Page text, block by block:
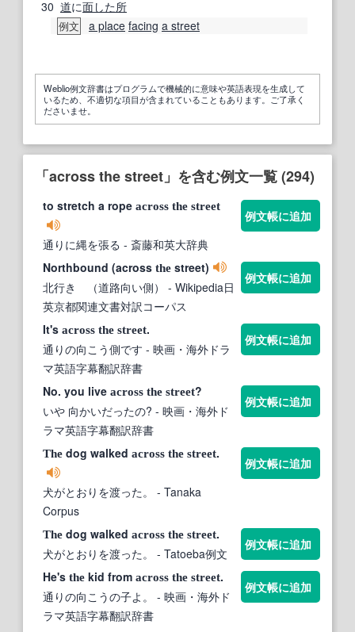
30 道に面した所
例文 a place facing a street
Weblio例文辞書はプログラムで機械的に意味や英語表現を生成して
いるため、不適切な項目が含まれていることもあります。ご了承く
ださいませ。
「across the street」を含む例文一覧 (294)
to stretch a rope across the street
通りに縄を張る - 斎藤和英大辞典
例文帳に追加
Northbound (across the street)
北行き （道路向い側）
- Wikipedia日
英京都関連文書対訳コーパス
例文帳に追加
It's across the street.
通りの向こう側です - 映画・海外ドラ
マ英語字幕翻訳辞書
例文帳に追加
No. you live across the street?
いや 向かいだったの? - 映画・海外ド
ラマ英語字幕翻訳辞書
例文帳に追加
The dog walked across the street.
犬がとおりを渡った。
- Tanaka
Corpus
例文帳に追加
The dog walked across the street.
犬がとおりを渡った。
- Tatoeba例文
例文帳に追加
He's the kid from across the street.
通りの向こうの子よ。
- 映画・海外ド
ラマ英語字幕翻訳辞書
例文帳に追加